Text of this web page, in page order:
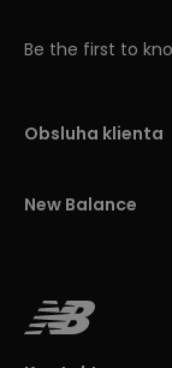
Be the first to
Obsluha klienta
New Balance